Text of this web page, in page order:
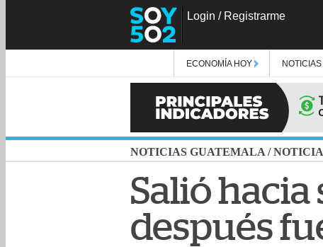
Login / Registrarme
ECONOMÍA HOY NOTICIAS
NOTICIAS GUATEMALA /
Salió hacia
después